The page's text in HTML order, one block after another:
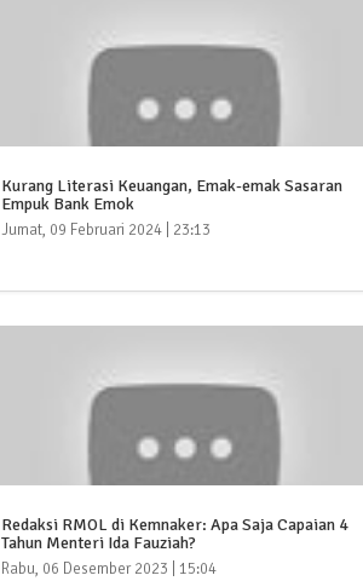
Kurang Literasi Keuangan, Emak-emak Sasaran
Empuk Bank Emok
Jumat, 09 Februari 2024 | 23:13
Redaksi RMOL di Kemnaker: Apa Saja Capaian 4
Tahun Menteri Ida Fauziah?
Rabu, 06 Desember 2023 | 15:04